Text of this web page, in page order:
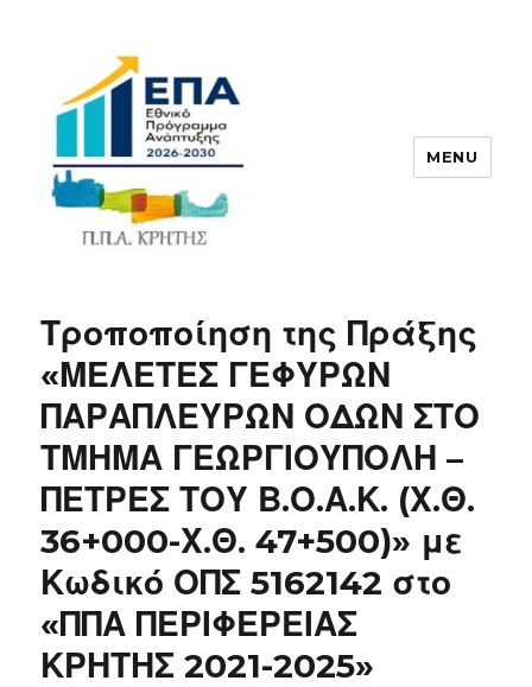
MENU
Τροποποίηση της Πράξης
«ΜΕΛΕΤΕΣ ΓΕΦΥΡΩΝ
ΠΑΡΑΠΛΕΥΡΩΝ ΟΔΩΝ ΣΤΟ
ΤΜΗΜΑ ΓΕΩΡΓΙΟΥΠΟΛΗ –
ΠΕΤΡΕΣ ΤΟΥ Β.Ο.Α.Κ. (Χ.Θ.
36+000-Χ.Θ. 47+500)» με
Κωδικό ΟΠΣ 5162142 στο
«ΠΠΑ ΠΕΡΙΦΕΡΕΙΑΣ
ΚΡΗΤΗΣ 2021-2025»